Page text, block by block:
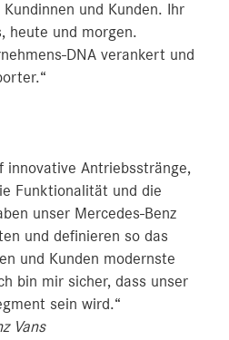
und Kunden. Ihr
heute und morgen.
DNA verankert und
innovative Antriebsstränge,
Funktionalität und die
unser Mercedes‑Benz
und definieren so das
und Kunden modernste
bin mir sicher, dass unser
sein wird.“
Vans